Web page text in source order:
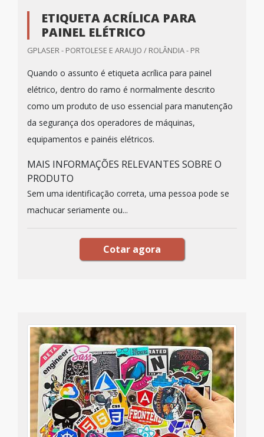
ETIQUETA ACRÍLICA PARA
PAINEL ELÉTRICO
GPLASER - PORTOLESE E ARAUJO / ROLÂNDIA - PR
Quando o assunto é etiqueta acrílica para painel
elétrico, dentro do ramo é normalmente descrito
como um produto de uso essencial para manutenção
da segurança dos operadores de máquinas,
equipamentos e painéis elétricos.
MAIS INFORMAÇÕES RELEVANTES SOBRE O
PRODUTO
Sem uma identificação correta, uma pessoa pode se
machucar seriamente ou...
Cotar agora